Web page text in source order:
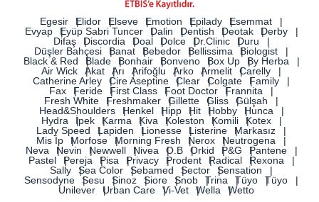
Egesir Elidor Elseve Emotion Epilady
Esemmat
Evyap
Eyüp Sabri Tuncer Dalin Dentish Deotak
Derby
Difaş
Discordia Doal Dolce Dr.Clinic
Duru
Düşler Bahçesi
Banat Bebedor Bellissima
Biologist
Black & Red
Blade Bonhair Bonveno Box Up
By Herba
Air Wick
Akat Arı Arifoğlu Arko Armelit
Carelly
Catherine Arley
Cire Aseptine Clear Colgate
Family
Fax
Feride First Class Foot Doctor
Frannita
Fresh White
Freshmaker Gillette Gliss
Gülşah
Head&Shoulders
Henkel Hipp Hit Hobby
Hunca
Hydra
İpek Karma Kiva Koleston Komili
Kotex
Lady Speed
Lapiden Lionesse Listerine
Markasız
Mis İp
Morfose Morning Fresh Nerox
Neutrogena
Neva
Nevin Newwell Nivea O.B Orkid P&G
Pantene
Pastel
Pereja Pisa Privacy Prodent Radical
Rexona
Sally
Sea Color Sebamed Sector
Sensation
Sensodyne
Sesu Sinoz Siore Snob Trina Tüyo
Tüyo
Unilever
Urban Care Vi-Vet Wella Wetto